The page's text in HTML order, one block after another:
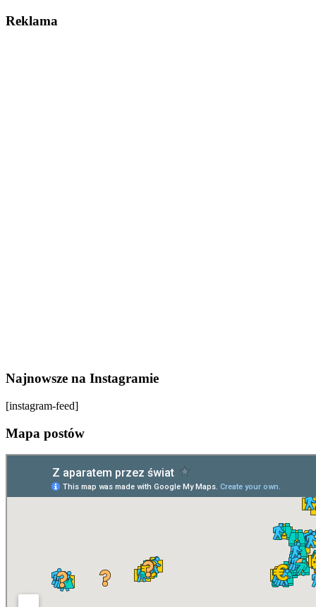
Reklama
Najnowsze na Instagramie
[instagram-feed]
Mapa postów